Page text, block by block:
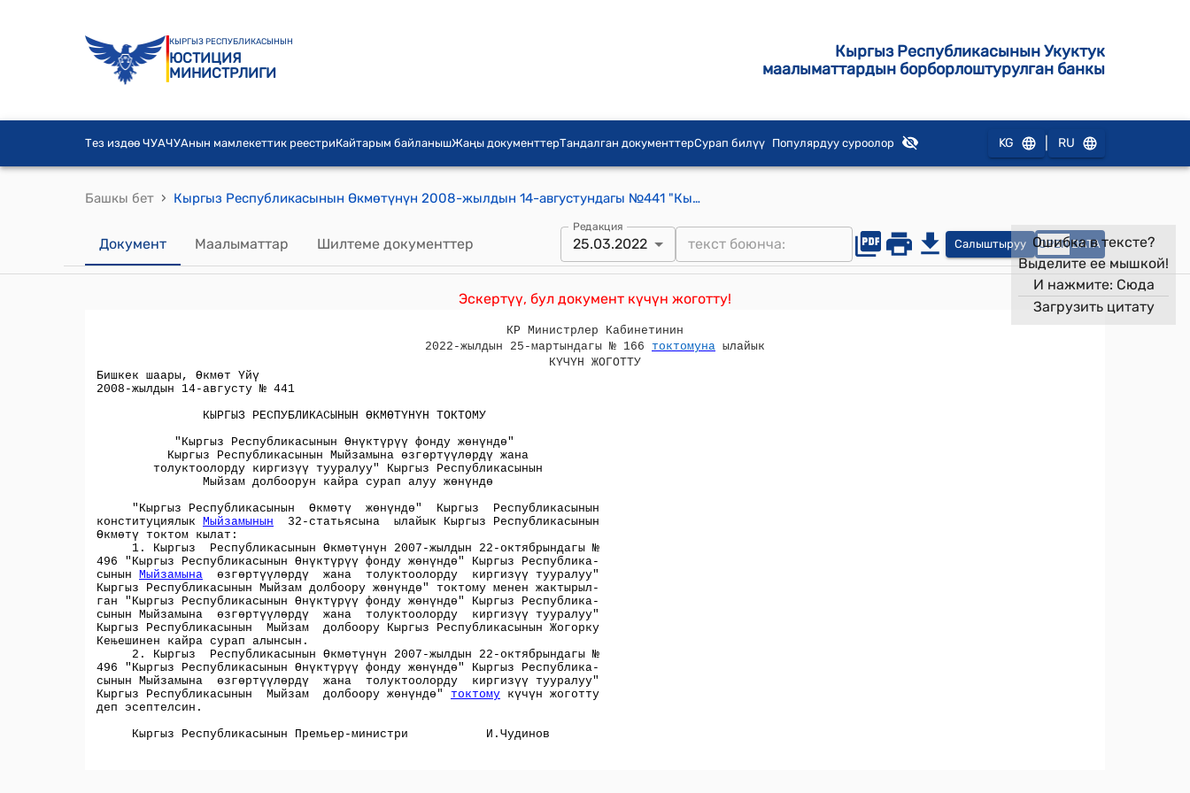
КЫРГЫЗ РЕСПУБЛИКАСЫНЫН
ЮСТИЦИЯ
МИНИСТРЛИГИ
Кыргыз Республикасынын Укуктук
маалыматтардын борборлоштурулган банкы
Тез издөө ЧУАЧУАнын мамлекеттик реестриКайтарым байланышЖаңы документтерТандалган документтерСурап билүү Популярдуу суроолор KG RU
Башкы бет › Кыргыз Республикасынын Өкмөтүнүн 2008-жылдын 14-августундагы №441 "Кыргыз Республикасынын Өнүктүрүү фонду жөнүндө"Кыргыз Республикасынын Мыйзамына өзгөртүүлөрдү жана толуктоолорду киргизүү тууралуу" Кыргыз Республикасынын Мыйзам долбоорун кайра сурап алуу жөнүндө"токтому
Документ Маалыматтар Шилтеме документтер
Редакция
25.03.2022 Салыштыруу OPEN DATA
Эскертүү, бул документ күчүн жоготту!
Ошибка в тексте?
Выделите ее мышкой!
И нажмите: Сюда
Загрузить цитату